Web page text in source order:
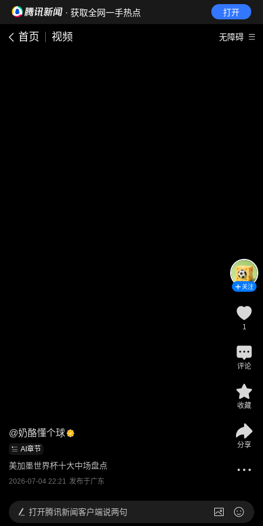
· 获取全网一手热点 打开
首页 视频 无障碍
@奶酪懂个球
AI章节
美加墨世界杯十大中场盘点
2026-07-04 22:21 发布于广东
关注
1
评论
收藏
分享
打开腾讯新闻客户端说两句